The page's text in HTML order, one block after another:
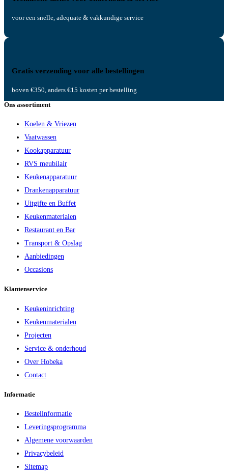
voor een snelle, adequate & vakkundige service
Gratis verzending voor alle bestellingen
boven €350, anders €15 kosten per bestelling
Ons assortiment
Koelen & Vriezen
Vaatwassen
Kookapparatuur
RVS meubilair
Keukenapparatuur
Drankenapparatuur
Uitgifte en Buffet
Keukenmaterialen
Restaurant en Bar
Transport & Opslag
Aanbiedingen
Occasions
Klantenservice
Keukeninrichting
Keukenmaterialen
Projecten
Service & onderhoud
Over Hobeka
Contact
Informatie
Bestelinformatie
Leveringsprogramma
Algemene voorwaarden
Privacybeleid
Sitemap